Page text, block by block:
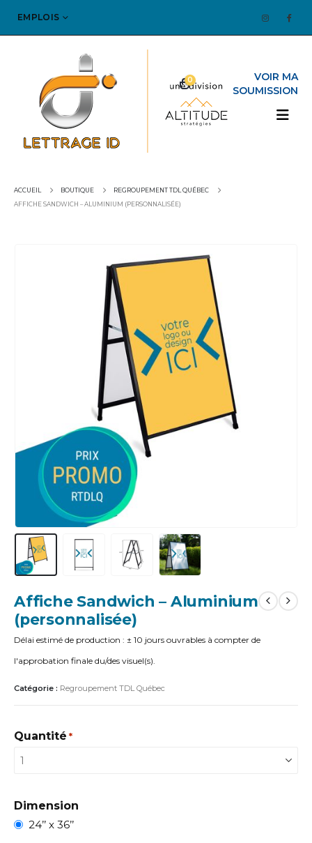
EMPLOIS
0
ACCUEIL BOUTIQUE
REGROUPEMENT TDL QUÉBEC
AFFICHE SANDWICH – ALUMINIUM (PERSONNALISÉE)
Affiche Sandwich – Aluminium
(personnalisée)
Délai estimé de production : ± 10 jours ouvrables à compter de
l'approbation finale du/des visuel(s).
Catégorie : Regroupement TDL Québec
Quantité *
Dimension
24’’ x 36’’